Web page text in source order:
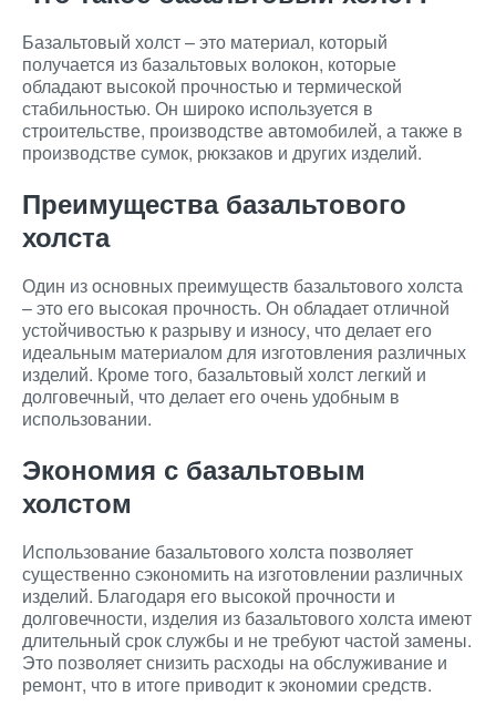
Базальтовый холст – это материал, который
получается из базальтовых волокон, которые
обладают высокой прочностью и термической
стабильностью. Он широко используется в
строительстве, производстве автомобилей, а также в
производстве сумок, рюкзаков и других изделий.
Преимущества базальтового
холста
Один из основных преимуществ базальтового холста
– это его высокая прочность. Он обладает отличной
устойчивостью к разрыву и износу, что делает его
идеальным материалом для изготовления различных
изделий. Кроме того, базальтовый холст легкий и
долговечный, что делает его очень удобным в
использовании.
Экономия с базальтовым
холстом
Использование базальтового холста позволяет
существенно сэкономить на изготовлении различных
изделий. Благодаря его высокой прочности и
долговечности, изделия из базальтового холста имеют
длительный срок службы и не требуют частой замены.
Это позволяет снизить расходы на обслуживание и
ремонт, что в итоге приводит к экономии средств.